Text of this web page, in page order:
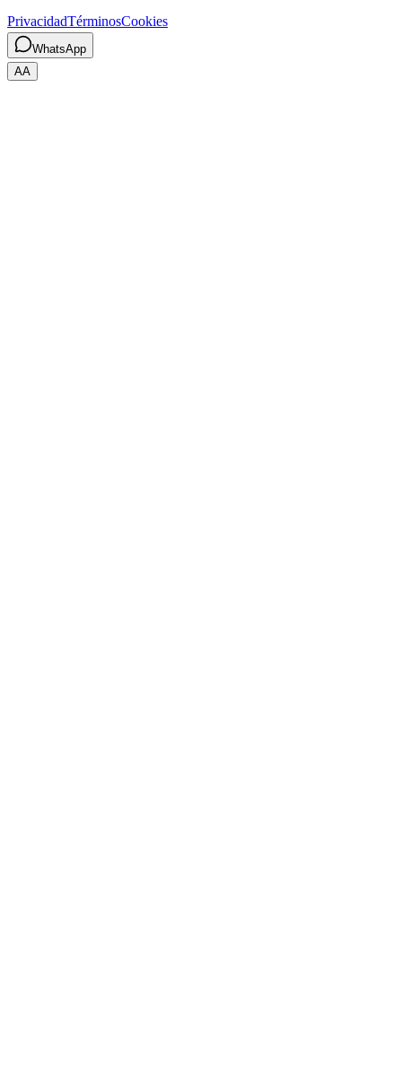
PrivacidadTérminosCookies
WhatsApp
AA